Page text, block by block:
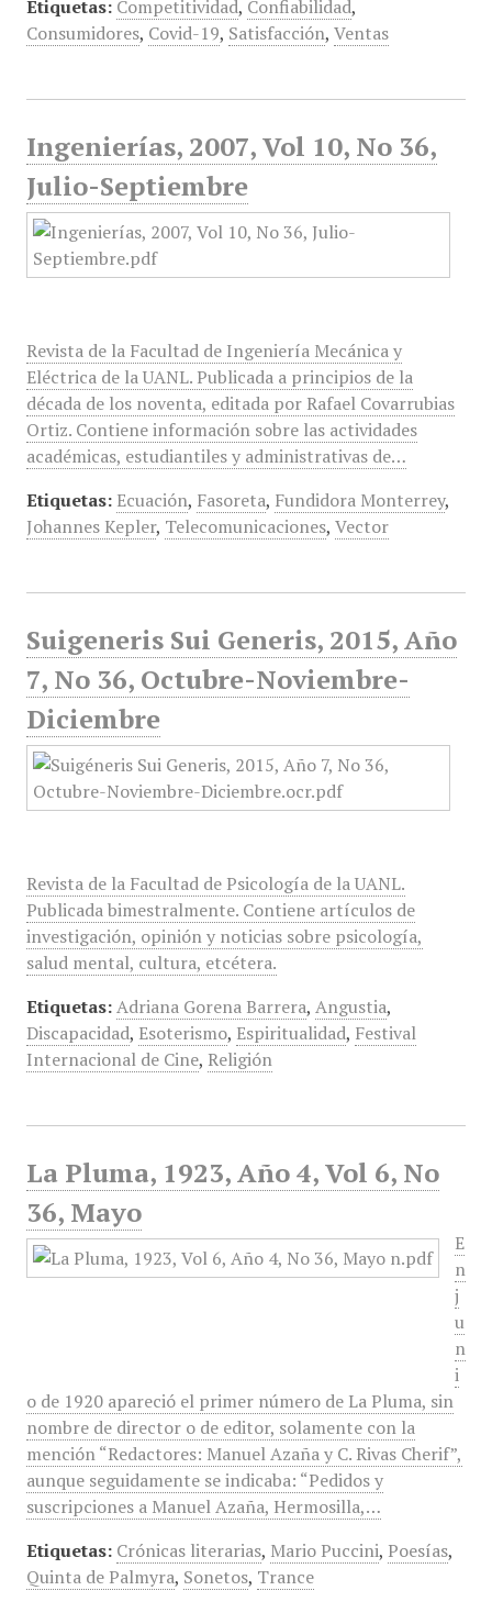
Etiquetas: Competitividad, Confiabilidad,
Consumidores, Covid-19, Satisfacción, Ventas
Ingenierías, 2007, Vol 10, No 36,
Julio-Septiembre
Revista de la Facultad de Ingeniería Mecánica y
Eléctrica de la UANL. Publicada a principios de la
década de los noventa, editada por Rafael Covarrubias
Ortiz. Contiene información sobre las actividades
académicas, estudiantiles y administrativas de…
Etiquetas: Ecuación, Fasoreta, Fundidora Monterrey,
Johannes Kepler, Telecomunicaciones, Vector
Suigeneris Sui Generis, 2015, Año
7, No 36, Octubre-Noviembre-
Diciembre
Revista de la Facultad de Psicología de la UANL.
Publicada bimestralmente. Contiene artículos de
investigación, opinión y noticias sobre psicología,
salud mental, cultura, etcétera.
Etiquetas: Adriana Gorena Barrera, Angustia,
Discapacidad, Esoterismo, Espiritualidad, Festival
Internacional de Cine, Religión
La Pluma, 1923, Año 4, Vol 6, No
36, Mayo
E
n
j
u
n
i
o de 1920 apareció el primer número de La Pluma, sin
nombre de director o de editor, solamente con la
mención “Redactores: Manuel Azaña y C. Rivas Cherif”,
aunque seguidamente se indicaba: “Pedidos y
suscripciones a Manuel Azaña, Hermosilla,…
Etiquetas: Crónicas literarias, Mario Puccini, Poesías,
Quinta de Palmyra, Sonetos, Trance